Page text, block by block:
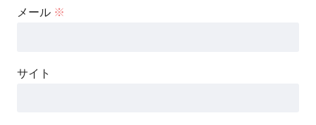
メール ※
サイト